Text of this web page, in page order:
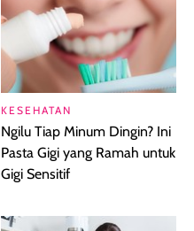
KESEHATAN
Ngilu Tiap Minum Dingin? Ini
Pasta Gigi yang Ramah untuk
Gigi Sensitif